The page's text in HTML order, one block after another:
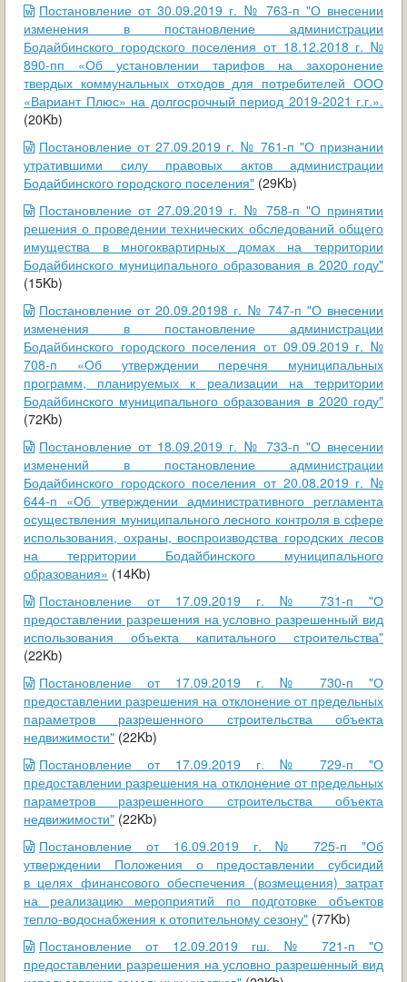
Постановление от 30.09.2019 г. № 763-п "О внесении
изменения в постановление администрации
Бодайбинского городского поселения от 18.12.2018 г. №
890-пп «Об установлении тарифов на захоронение
твердых коммунальных отходов для потребителей ООО
«Вариант Плюс» на долгосрочный период 2019-2021 г.г.».
(20Kb)
Постановление от 27.09.2019 г. № 761-п "О признании
утратившими силу правовых актов администрации
Бодайбинского городского поселения" (29Kb)
Постановление от 27.09.2019 г. № 758-п "О принятии
решения о проведении технических обследований общего
имущества в многоквартирных домах на территории
Бодайбинского муниципального образования в 2020 году"
(15Kb)
Постановление от 20.09.20198 г. № 747-п "О внесении
изменения в постановление администрации
Бодайбинского городского поселения от 09.09.2019 г. №
708-п «Об утверждении перечня муниципальных
программ, планируемых к реализации на территории
Бодайбинского муниципального образования в 2020 году"
(72Kb)
Постановление от 18.09.2019 г. № 733-п "О внесении
изменений в постановление администрации
Бодайбинского городского поселения от 20.08.2019 г. №
644-п «Об утверждении административного регламента
осуществления муниципального лесного контроля в сфере
использования, охраны, воспроизводства городских лесов
на территории Бодайбинского муниципального
образования» (14Kb)
Постановление от 17.09.2019 г. № 731-п "О
предоставлении разрешения на условно разрешенный вид
использования объекта капитального строительства"
(22Kb)
Постановление от 17.09.2019 г. № 730-п "О
предоставлении разрешения на отклонение от предельных
параметров разрешенного строительства объекта
недвижимости" (22Kb)
Постановление от 17.09.2019 г. № 729-п "О
предоставлении разрешения на отклонение от предельных
параметров разрешенного строительства объекта
недвижимости" (22Kb)
Постановление от 16.09.2019 г. № 725-п "Об
утверждении Положения о предоставлении субсидий
в целях финансового обеспечения (возмещения) затрат
на реализацию мероприятий по подготовке объектов
тепло-водоснабжения к отопительному сезону" (77Kb)
Постановление от 12.09.2019 гш. № 721-п "О
предоставлении разрешения на условно разрешенный вид